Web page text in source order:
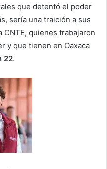
que detentó el poder
sería una traición a sus
CNTE, quienes trabajaron
y que tienen en Oaxaca
22.